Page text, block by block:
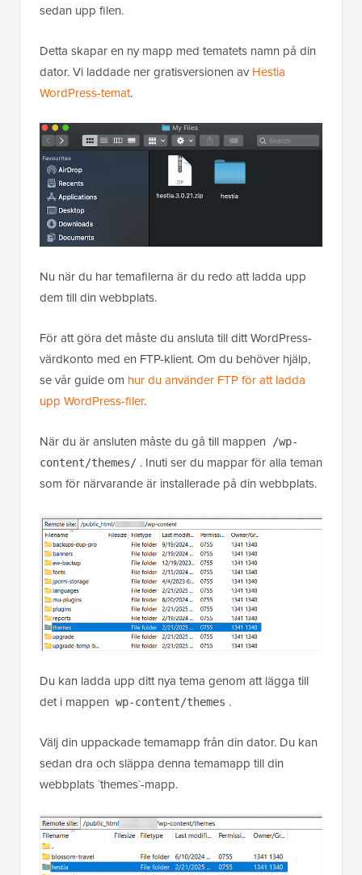
sedan upp filen.
Detta skapar en ny mapp med tematets namn på din
dator. Vi laddade ner gratisversionen av Hestia
WordPress-temat.
Nu när du har temafilerna är du redo att ladda upp
dem till din webbplats.
För att göra det måste du ansluta till ditt WordPress-
värdkonto med en FTP-klient. Om du behöver hjälp,
se vår guide om hur du använder FTP för att ladda
upp WordPress-filer.
När du är ansluten måste du gå till mappen
/wp-
content/themes/ . Inuti ser du mappar för alla teman
som för närvarande är installerade på din webbplats.
Du kan ladda upp ditt nya tema genom att lägga till
det i mappen wp-content/themes .
Välj din uppackade temamapp från din dator. Du kan
sedan dra och släppa denna temamapp till din
webbplats `themes`-mapp.